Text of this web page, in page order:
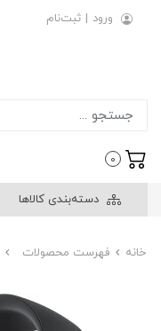
ورود | ثبت‌نام
0
دسته‌بندی کالاها
خانه فهرست محصولات